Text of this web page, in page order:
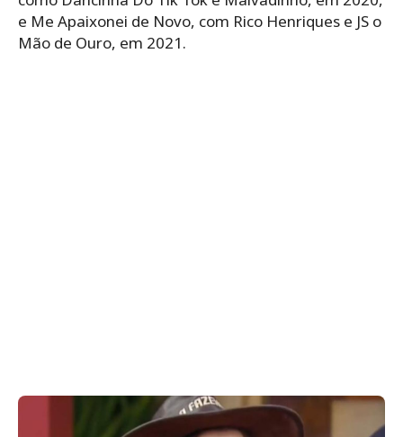
e Me Apaixonei de Novo, com Rico Henriques e JS o
Mão de Ouro, em 2021.